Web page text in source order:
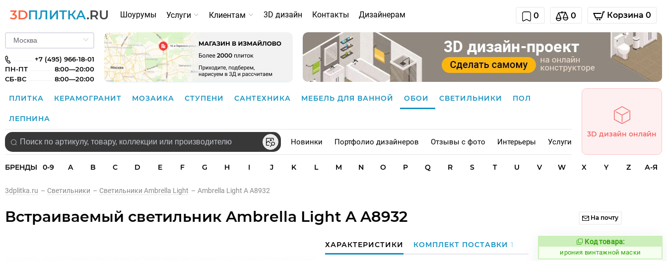
3DПЛИТКА.RU Шоурумы Услуги Клиентам 3D дизайн Контакты Дизайнерам 0 0 Корзина 0
+7 (495) 966-18-01
ПН-ПТ
8:00—20:00
СБ-ВС
8:00—20:00
ПЛИТКА КЕРАМОГРАНИТ МОЗАИКА СТУПЕНИ САНТЕХНИКА МЕБЕЛЬ ДЛЯ ВАННОЙ ОБОИ СВЕТИЛЬНИКИ ПОЛ
ЛЕПНИНА
Новинки Портфолио дизайнеров Отзывы с фото Интерьеры Услуги
3D дизайн онлайн
БРЕНДЫ 0-9 A B C D E F G H I J K L M N O P Q R S T U V W X Y Z А-Я
3dplitka.ru – Светильники – Светильники Ambrella Light – Ambrella Light A A8932
Встраиваемый светильник Ambrella Light A A8932 На почту
ХАРАКТЕРИСТИКИ КОМПЛЕКТ ПОСТАВКИ1 Код товара:
1095672 Код товара:
ирония винтажной маски